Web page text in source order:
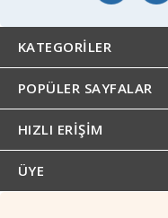
KATEGORILER
POPÜLER SAYFALAR
HIZLI ERIŞIM
ÜYE